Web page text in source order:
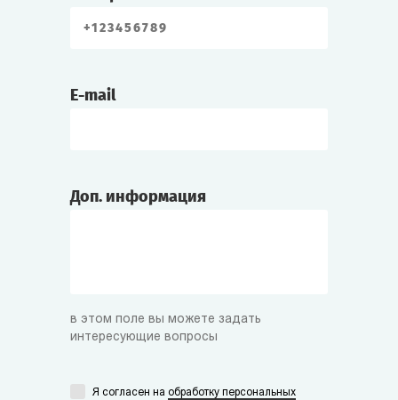
E-mail
Доп. информация
в этом поле вы можете задать
интересующие вопросы
Я согласен на обработку персональных